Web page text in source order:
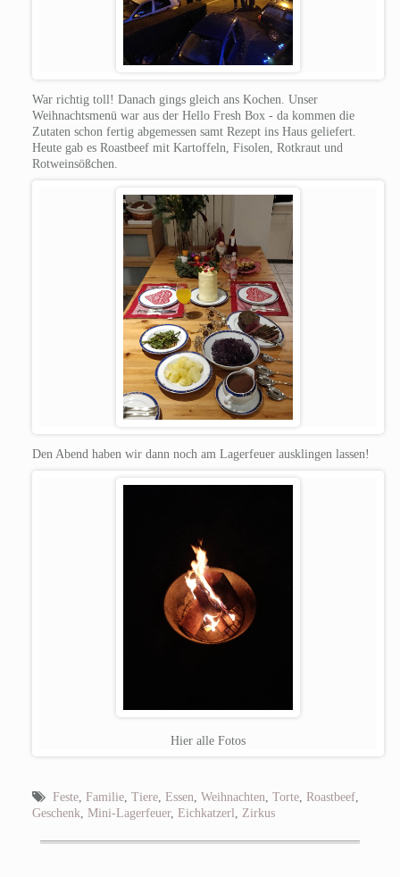
War richtig toll! Danach gings gleich ans Kochen. Unser
Weihnachtsmenü war aus der Hello Fresh Box - da kommen die
Zutaten schon fertig abgemessen samt Rezept ins Haus geliefert.
Heute gab es Roastbeef mit Kartoffeln, Fisolen, Rotkraut und
Rotweinsößchen.
Den Abend haben wir dann noch am Lagerfeuer ausklingen lassen!
Hier alle Fotos
Feste, Familie, Tiere, Essen Weihnachten Torte, Roastbeef,
Geschenk Mini-Lagerfeuer, Eichkatzerl Zirkus